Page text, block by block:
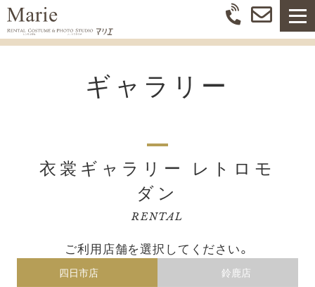
ギャラリー
衣裳ギャラリー レトロモ
ダン
RENTAL
ご利用店舗を選択してください。
四日市店 鈴鹿店